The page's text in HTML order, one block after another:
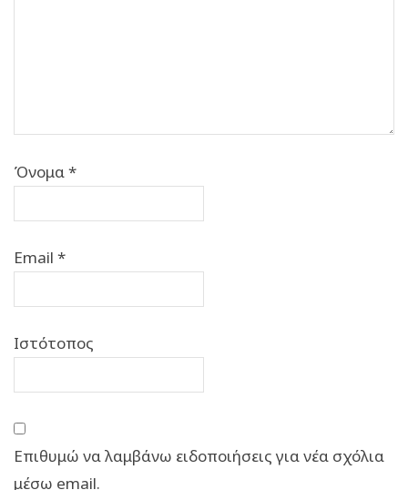
Όνομα*
Email *
Ιστότοπος
Επιθυμώ να λαμβάνω ειδοποιήσεις για νέα σχόλια
μέσω email.